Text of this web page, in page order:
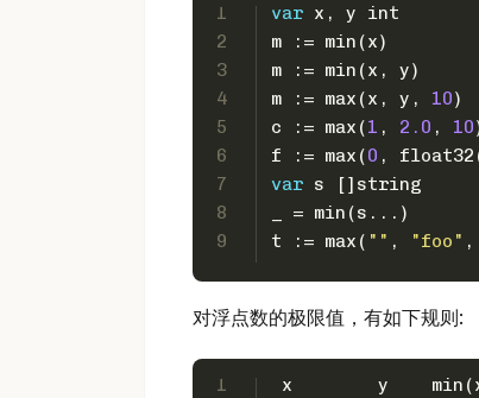
1
2
3
4
5
6
7
8
9
var x, y int
m :=
m :=
m := max(x, y, 10
c := max(1 , 2.0 , 10
f := max(0 , float32
var s [] string
_ =
t := max( "" , "foo" ,
对浮点数的极限值，有如下规则:
1
x        y